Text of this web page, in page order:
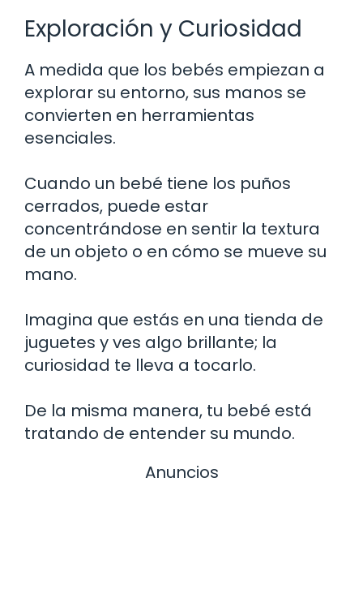
Exploración y Curiosidad
A medida que los bebés empiezan a
explorar su entorno, sus manos se
convierten en herramientas
esenciales.
Cuando un bebé tiene los puños
cerrados, puede estar
concentrándose en sentir la textura
de un objeto o en cómo se mueve su
mano.
Imagina que estás en una tienda de
juguetes y ves algo brillante; la
curiosidad te lleva a tocarlo.
De la misma manera, tu bebé está
tratando de entender su mundo.
Anuncios